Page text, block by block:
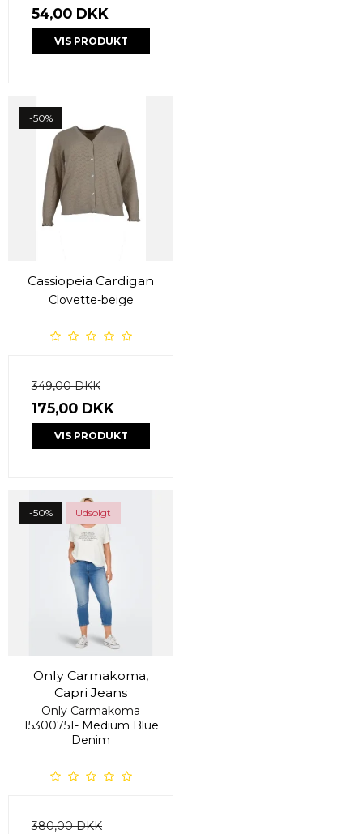
54,00 DKK
VIS PRODUKT
-50%
Cassiopeia Cardigan
Clovette-beige
349,00 DKK
175,00 DKK
VIS PRODUKT
-50% Udsolgt
Only Carmakoma,
Capri Jeans
Only Carmakoma
15300751- Medium Blue
Denim
380,00 DKK